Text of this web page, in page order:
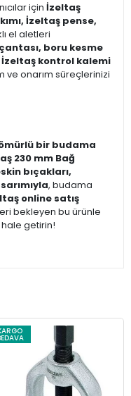
için İzeltaş
İzeltaş pense,
el aletleri
boru kesme
İzeltaş kontrol kalemi
ve onarım süreçlerinizi
bir budama
230 mm Bağ
bıçakları,
, budama
online satış
bekleyen bu ürünle
hale getirin!